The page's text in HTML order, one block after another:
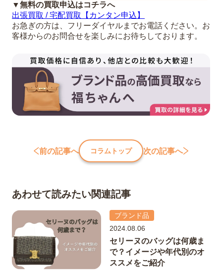
▼無料の買取申込はコチラへ
出張買取 / 宅配買取【カンタン申込】
お急ぎの方は、フリーダイヤルまでお電話ください。お
客様からのお問合せを楽しみにお待ちしております。
前の記事へ コラムトップ 次の記事へ
あわせて読みたい関連記事
ブランド品
2024.08.06
セリーヌのバッグは何歳ま
で？イメージや年代別のオ
ススメをご紹介